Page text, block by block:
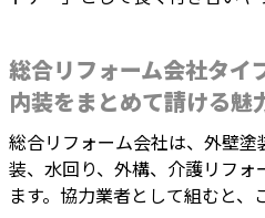
総合リフォーム会社タイ
内装をまとめて請ける魅
総合リフォーム会社は、外壁塗
装、水回り、外構、介護リフ
ます。協力業者として組むと、